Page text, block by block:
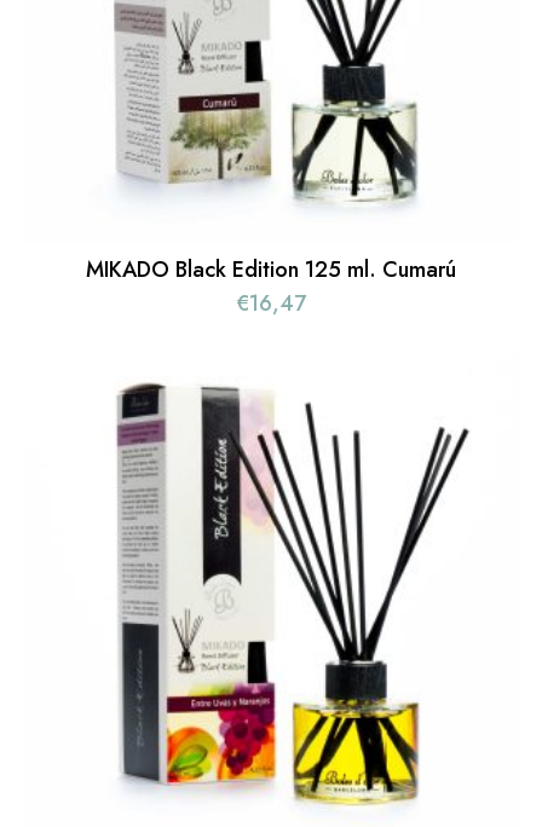
MIKADO Black Edition 125 ml. Cumarú
€16,47